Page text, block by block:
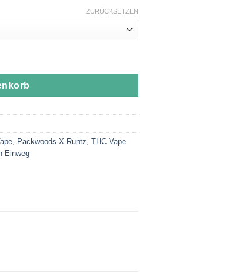
ZURÜCKSETZEN
Menge
Packwoods X Runtz THC Vape
Einweg